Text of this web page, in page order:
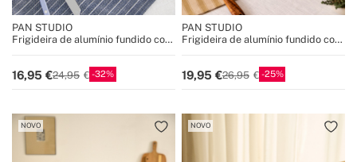
PAN STUDIO
Frigideira de alumínio fundido com
16,95 24,95 32
PAN STUDIO
Frigideira de alumínio fundido com
19,95 26,95 25
NOVO NOVO